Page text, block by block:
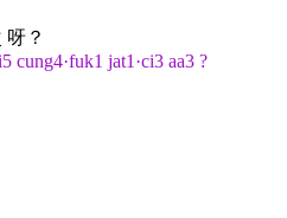
？
cung4·fuk1 jat1·ci3 aa3 ?